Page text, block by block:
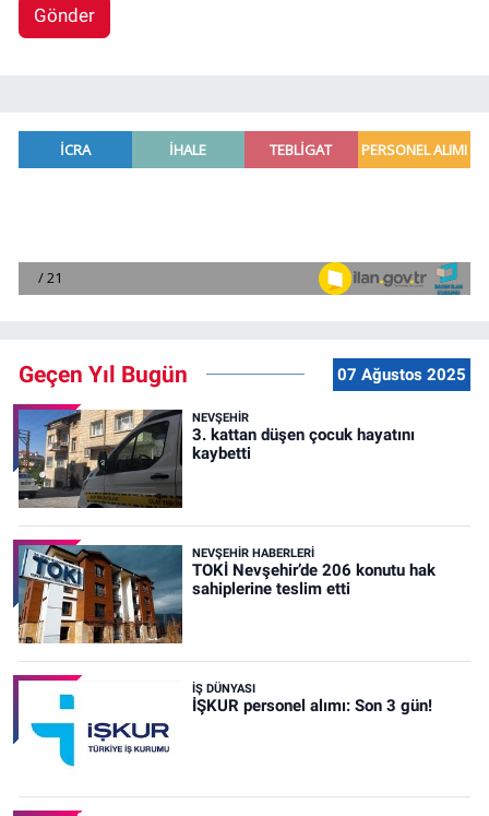
Gönder
Geçen Yıl Bugün 07 Ağustos 2025
NEVŞEHIR
3. kattan düşen çocuk hayatını
kaybetti
NEVŞEHIR HABERLERI
TOKİ Nevşehir’de 206 konutu hak
sahiplerine teslim etti
İŞ DÜNYASI
İŞKUR personel alımı: Son 3 gün!